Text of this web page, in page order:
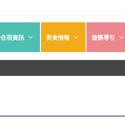
住宿資訊 美食情報 遊樂導引